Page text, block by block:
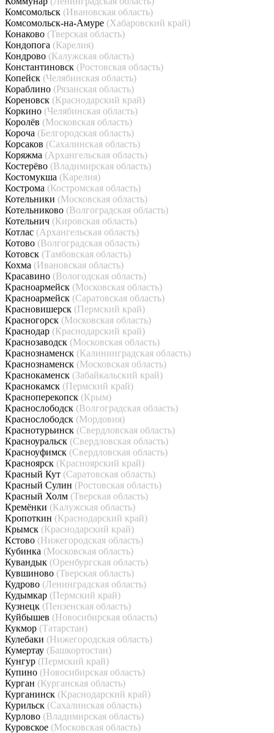
Комсомольск (Ивановская область)
Комсомольск-на-Амуре (Хабаровский край)
Конаково (Тверская область)
Кондопога (Карелия)
Кондрово (Калужская область)
Константиновск (Ростовская область)
Копейск (Челябинская область)
Кораблино (Рязанская область)
Кореновск (Краснодарский край)
Коркино (Челябинская область)
Королёв (Московская область)
Короча (Белгородская область)
Корсаков (Сахалинская область)
Коряжма (Архангельская область)
Костерёво (Владимирская область)
Костомукша (Карелия)
Кострома (Костромская область)
Котельники (Московская область)
Котельниково (Волгоградская область)
Котельнич (Кировская область)
Котлас (Архангельская область)
Котово (Волгоградская область)
Котовск (Тамбовская область)
Кохма (Ивановская область)
Красавино (Вологодская область)
Красноармейск (Московская область)
Красноармейск (Саратовская область)
Красновишерск (Пермский край)
Красногорск (Московская область)
Краснодар (Краснодарский край)
Краснозаводск (Московская область)
Краснознаменск (Калининградская область)
Краснознаменск (Московская область)
Краснокаменск (Забайкальский край)
Краснокамск (Пермский край)
Красноперекопск (Крым)
Краснослободск (Волгоградская область)
Краснослободск (Мордовия)
Краснотурьинск (Свердловская область)
Красноуральск (Свердловская область)
Красноуфимск (Свердловская область)
Красноярск (Красноярский край)
Красный Кут (Саратовская область)
Красный Сулин (Ростовская область)
Красный Холм (Тверская область)
Кремёнки (Калужская область)
Кропоткин (Краснодарский край)
Крымск (Краснодарский край)
Кстово (Нижегородская область)
Кубинка (Московская область)
Кувандык (Оренбургская область)
Кувшиново (Тверская область)
Кудрово (Ленинградская область)
Кудымкар (Пермский край)
Кузнецк (Пензенская область)
Куйбышев (Новосибирская область)
Кукмор (Татарстан)
Кулебаки (Нижегородская область)
Кумертау (Башкортостан)
Кунгур (Пермский край)
Купино (Новосибирская область)
Курган (Курганская область)
Курганинск (Краснодарский край)
Курильск (Сахалинская область)
Курлово (Владимирская область)
Куровское (Московская область)